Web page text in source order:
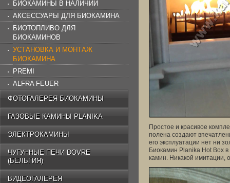
БИОКАМИНЫ В НАЛИЧИИ
АКСЕССУАРЫ ДЛЯ БИОКАМИНА
БИОТОПЛИВО ДЛЯ
БИОКАМИНОВ
УСТАНОВКА И МОНТАЖ
БИОКАМИНА
PREMI
ALFRA FEUER
ФОТОГАЛЕРЕЯ БИОКАМИНЫ
ГАЗОВЫЕ КАМИНЫ PLANIKA
ЭЛЕКТРОКАМИНЫ
ЧУГУННЫЕ ПЕЧИ DOVRE
(БЕЛЬГИЯ)
ВИДЕОГАЛЕРЕЯ
Простое и красивое
полена создают
его эксплуатации нет ни
Биокамин Planika Hot Box
камин. Никакой имитации,